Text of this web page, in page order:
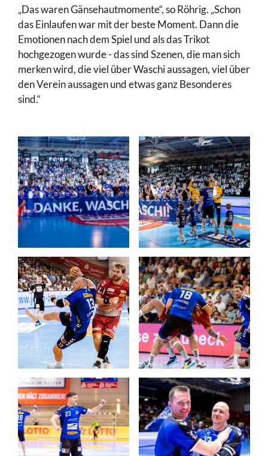
„Das waren Gänsehautmomente“, so Röhrig. „Schon
das Einlaufen war mit der beste Moment. Dann die
Emotionen nach dem Spiel und als das Trikot
hochgezogen wurde - das sind Szenen, die man sich
merken wird, die viel über Waschi aussagen, viel über
den Verein aussagen und etwas ganz Besonderes
sind.“